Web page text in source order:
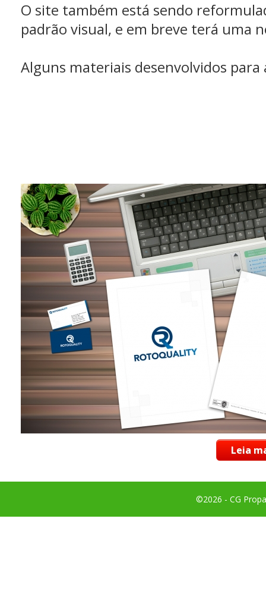
O site também está sendo
padrão visual, e em breve terá uma
Alguns materiais desenvolvidos para
Leia
©2026 - CG